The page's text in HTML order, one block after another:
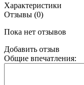
Характеристики
Отзывы (0)
Пока нет отзывов
Добавить отзыв
Общие впечатления: